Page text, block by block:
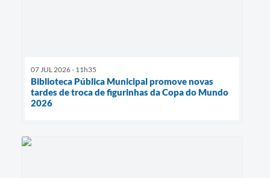
07 JUL 2026 - 11h35
Biblioteca Pública Municipal promove novas
tardes de troca de figurinhas da Copa do Mundo
2026